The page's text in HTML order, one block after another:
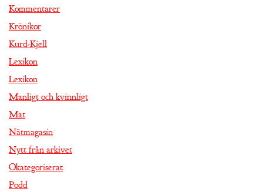
Kommentarer
Krönikor
Kurd-Kjell
Lexikon
Lexikon
Manligt och kvinnligt
Mat
Nätmagasin
Nytt från arkivet
Okategoriserat
Podd